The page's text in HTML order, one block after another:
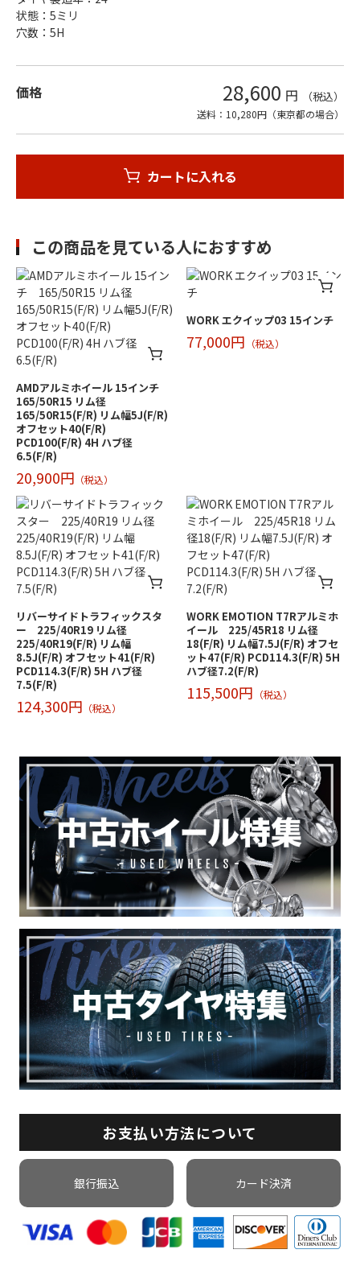
状態：5ミリ
穴数：5H
価格 28,600 円 （税込）
送料：10,280円（東京都の場合）
カートに入れる
この商品を見ている人におすすめ
AMDアルミホイール 15インチ
165/50R15 リム径
165/50R15(F/R) リム幅5J(F/R)
オフセット40(F/R)
PCD100(F/R) 4H ハブ径
6.5(F/R)
20,900円 （税込）
WORK エクイップ03 15インチ
77,000円 （税込）
リバーサイドトラフィックスタ
ー 225/40R19 リム径
225/40R19(F/R) リム幅
8.5J(F/R) オフセット41(F/R)
PCD114.3(F/R) 5H ハブ径
7.5(F/R)
124,300円 （税込）
WORK EMOTION T7Rアルミホ
イール 225/45R18 リム径
18(F/R) リム幅7.5J(F/R) オフセ
ット47(F/R) PCD114.3(F/R) 5H
ハブ径7.2(F/R)
115,500円 （税込）
お支払い方法について
銀行振込 カード決済